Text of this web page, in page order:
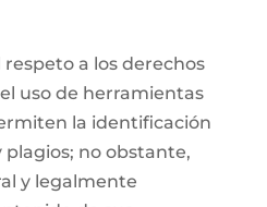
respeto a los derechos
uso de herramientas
la identificación
plagios; no obstante,
y legalmente